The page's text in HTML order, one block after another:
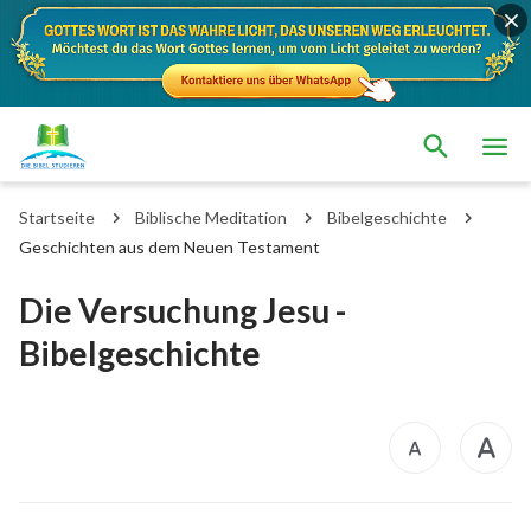
Startseite Biblische Meditation
Bibelgeschichte
Geschichten aus dem Neuen Testament
Die Versuchung Jesu -
Bibelgeschichte